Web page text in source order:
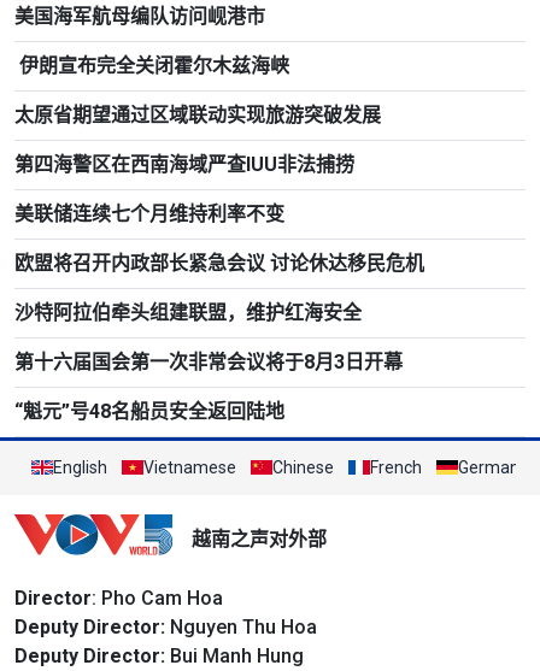
美国海军航母编队访问岘港市
伊朗宣布完全关闭霍尔木兹海峡
太原省期望通过区域联动实现旅游突破发展
第四海警区在西南海域严查IUU非法捕捞
美联储连续七个月维持利率不变
欧盟将召开内政部长紧急会议 讨论休达移民危机
沙特阿拉伯牵头组建联盟，维护红海安全
第十六届国会第一次非常会议将于8月3日开幕
“魁元”号48名船员安全返回陆地
English Vietnamese Chinese French German
越南之声对外部
Director: Pho Cam Hoa
Deputy Director: Nguyen Thu Hoa
Deputy Director: Bui Manh Hung